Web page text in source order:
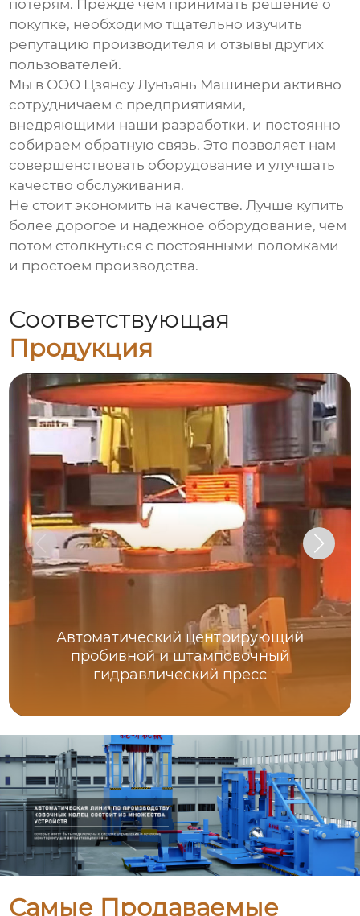
потерям. Прежде чем принимать решение о
покупке, необходимо тщательно изучить
репутацию производителя и отзывы других
пользователей.
Мы в ООО Цзянсу Лунъянь Машинери активно
сотрудничаем с предприятиями,
внедряющими наши разработки, и постоянно
собираем обратную связь. Это позволяет нам
совершенствовать оборудование и улучшать
качество обслуживания.
Не стоит экономить на качестве. Лучше купить
более дорогое и надежное оборудование, чем
потом столкнуться с постоянными поломками
и простоем производства.
Соответствующая
Продукция
Автоматический центрирующий
пробивной и штамповочный
гидравлический пресс
Самые Продаваемые